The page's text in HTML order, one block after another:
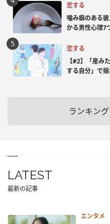
恋する
噛み癖のある
かる男性心理7
恋する
【#2】「産み
する自分」で
ランキン
LATEST
最新の記事
エンタメ